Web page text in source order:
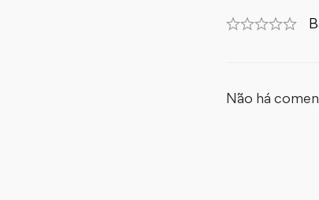
Não há